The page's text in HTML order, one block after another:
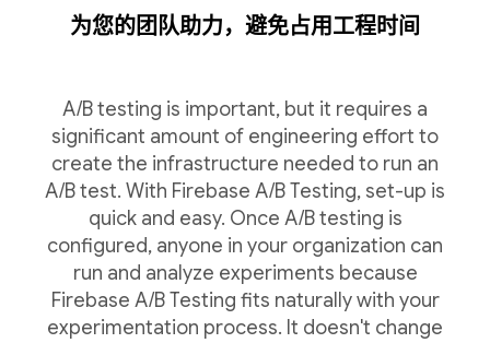
为您的团队助力，避免占用工程时间
A/B testing is important, but it requires a
significant amount of engineering effort to
create the infrastructure needed to run an
A/B test. With Firebase A/B Testing, set-up is
quick and easy. Once A/B testing is
configured, anyone in your organization can
run and analyze experiments because
Firebase A/B Testing fits naturally with your
experimentation process. It doesn't change